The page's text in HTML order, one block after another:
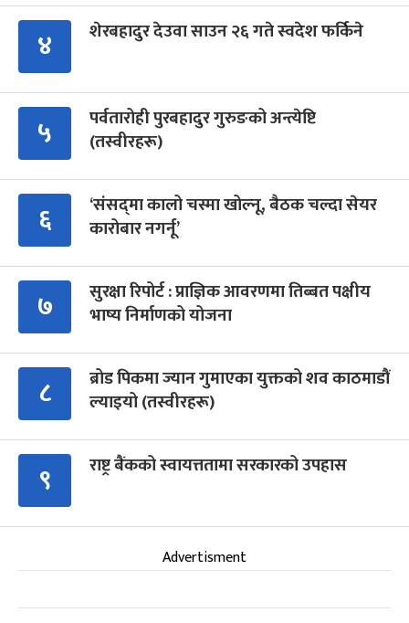
४ शेरबहादुर देउवा साउन २६ गते स्वदेश फर्किने
५
पर्वतारोही पुरबहादुर गुरुङको अन्त्येष्टि
(तस्वीरहरू)
६
‘संसद्‍मा कालो चस्मा खोल्नू, बैठक चल्दा सेयर
कारोबार नगर्नू’
७
सुरक्षा रिपोर्ट : प्राज्ञिक आवरणमा तिब्बत पक्षीय
भाष्य निर्माणको योजना
८
ब्रोड पिकमा ज्यान गुमाएका युक्तको शव काठमाडौं
ल्याइयो (तस्वीरहरू)
९ राष्ट्र बैंकको स्वायत्ततामा सरकारको उपहास
Advertisment